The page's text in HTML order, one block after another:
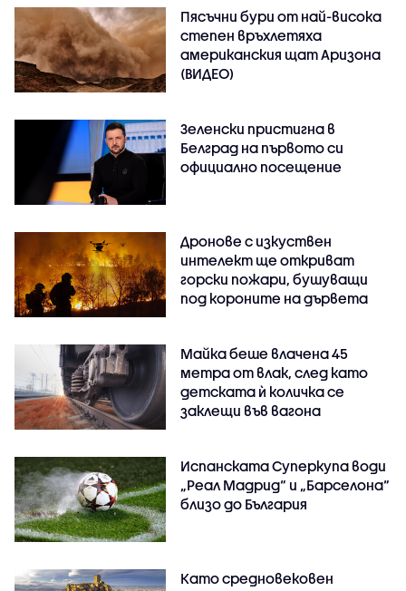
Пясъчни бури от най-висока
степен връхлетяха
американския щат Аризона
(ВИДЕО)
Зеленски пристигна в
Белград на първото си
официално посещение
Дронове с изкуствен
интелект ще откриват
горски пожари, бушуващи
под короните на дървета
Майка беше влачена 45
метра от влак, след като
детската ѝ количка се
заклещи във вагона
Испанската Суперкупа води
„Реал Мадрид“ и „Барселона“
близо до България
Като средновековен